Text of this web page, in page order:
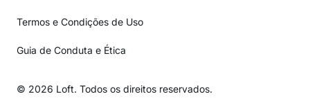
Termos e Condições de Uso
Guia de Conduta e Ética
© 2026 Loft. Todos os direitos reservados.